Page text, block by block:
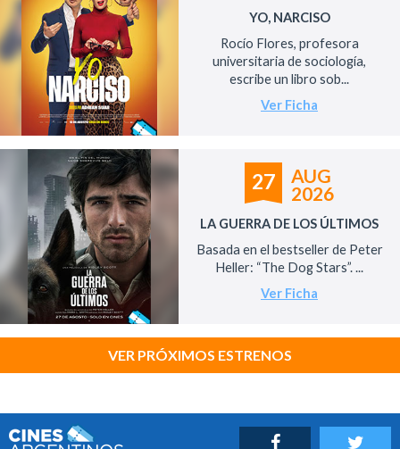
YO, NARCISO
Rocío Flores, profesora
universitaria de sociología,
escribe un libro sob...
Ver Ficha
27
AUG
2026
LA GUERRA DE LOS ÚLTIMOS
Basada en el bestseller de Peter
Heller: “The Dog Stars”. ...
Ver Ficha
VER PRÓXIMOS ESTRENOS